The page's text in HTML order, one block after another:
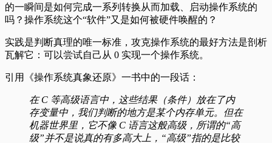
的一瞬间是如何完成一系列转换从而加载、启动操作系统的
吗？操作系统这个“软件”又是如何被硬件唤醒的？
实践是判断真理的唯一标准，攻克操作系统的最好方法是剖析
瓦解它：可以尝试自己从 0 实现一个操作系统。
引用《操作系统真象还原》一书中的一段话：
在 C 等高级语言中，这些结果（条件）放在了内
存变量中，我们判断的地方是某个内存单元。但在
机器世界里，它不像 C 语言这般高级，所谓的“高
级”并不是说真的有多高大上，“高级”指的是比较